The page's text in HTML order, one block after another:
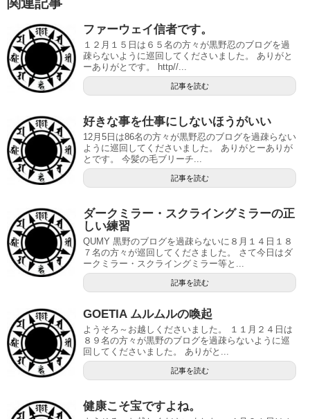
ファーウェイ信者です。
１２月１５日は６５名の方々が黒野忍のブログを過
疎らないように巡回してくださいました。 ありがと
ーありがとです。 http//...
記事を読む
好きな事を仕事にしないほうがいい
12月5日は86名の方々が黒野忍のブログを過疎らない
ように巡回してくださいました。 ありがとーありが
とです。 今髪の毛ブリーチ...
記事を読む
ダークミラー・スクライングミラーの正
しい練習
QUMY 黒野のブログを過疎らないに８月１４日１８
７名の方々が巡回してくださました。 さて今日はダ
ークミラー・スクライングミラー等と...
記事を読む
GOETIA ムルムルの喚起
ようそろ～お越しくださいました。 １１月２４日は
８９名の方々が黒野のブログを過疎らないように巡
回してくださいました。 ありがと...
記事を読む
健康こそ宝ですよね。